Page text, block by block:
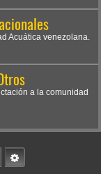
Acuática venezolana.
a la comunidad
Búsqueda avanzada